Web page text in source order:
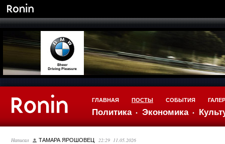
ГЛАВНАЯ
Политика Экономика
ПОСТЫ СОБЫТИЯ
Написал ТАМАРА ЯРОШОВЕЦ 22:29 11.05.2026